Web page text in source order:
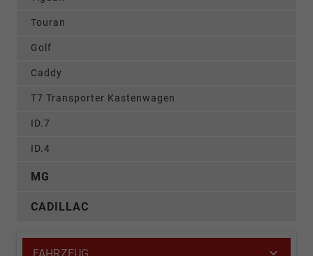
Touran
Golf
Caddy
T7 Transporter Kastenwagen
ID.7
ID.4
MG
CADILLAC